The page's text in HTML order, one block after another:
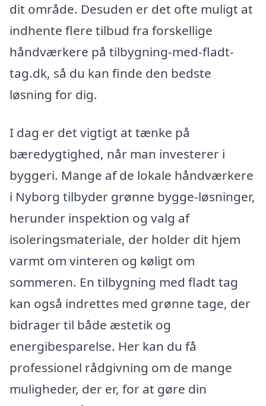
dit område. Desuden er det ofte muligt at
indhente flere tilbud fra forskellige
håndværkere på tilbygning-med-fladt-
tag.dk, så du kan finde den bedste
løsning for dig.
I dag er det vigtigt at tænke på
bæredygtighed, når man investerer i
byggeri. Mange af de lokale håndværkere
i Nyborg tilbyder grønne bygge-løsninger,
herunder inspektion og valg af
isoleringsmateriale, der holder dit hjem
varmt om vinteren og køligt om
sommeren. En tilbygning med fladt tag
kan også indrettes med grønne tage, der
bidrager til både æstetik og
energibesparelse. Her kan du få
professionel rådgivning om de mange
muligheder, der er, for at gøre din